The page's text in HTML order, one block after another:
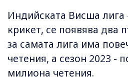
Индийската Висша
крикет, се появява два
за самата лига има
четения, а сезон 2023 -
милиона четения.